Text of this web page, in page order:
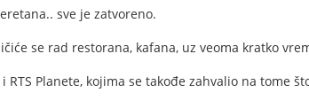
sve je zatvoreno.
se rad restorana, kafana, uz veoma kratko
Planete, kojima se takođe zahvalio na